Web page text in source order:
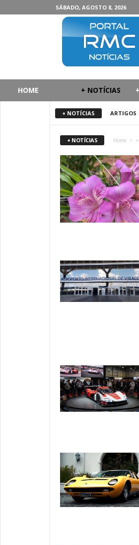
SÁBADO, AGOSTO 8, 2026
HOME + NOTÍCIAS
+ NOTÍCIAS ARTIGOS
+ NOTÍCIAS Home